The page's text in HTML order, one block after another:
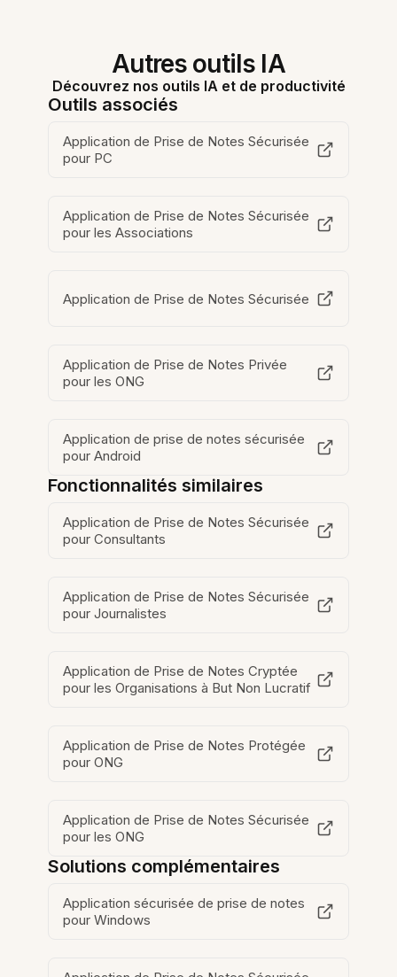
Autres outils IA
Découvrez nos outils IA et de productivité
Outils associés
Application de Prise de Notes Sécurisée
pour PC
Application de Prise de Notes Sécurisée
pour les Associations
Application de Prise de Notes Sécurisée
Application de Prise de Notes Privée
pour les ONG
Application de prise de notes sécurisée
pour Android
Fonctionnalités similaires
Application de Prise de Notes Sécurisée
pour Consultants
Application de Prise de Notes Sécurisée
pour Journalistes
Application de Prise de Notes Cryptée
pour les Organisations à But Non Lucratif
Application de Prise de Notes Protégée
pour ONG
Application de Prise de Notes Sécurisée
pour les ONG
Solutions complémentaires
Application sécurisée de prise de notes
pour Windows